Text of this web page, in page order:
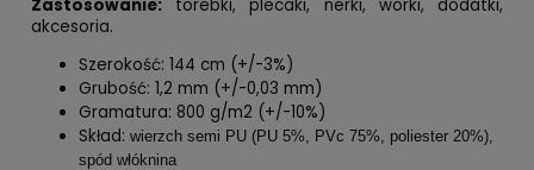
Zastosowanie: torebki, plecaki, nerki, worki, dodatki,
akcesoria.
Szerokość: 144 cm (+/-3%)
Grubość: 1,2 mm (+/-0,03 mm)
Gramatura: 800 g/m2 (+/-10%)
Skład: wierzch semi PU (PU 5%, PVc 75%, poliester 20%),
spód włóknina